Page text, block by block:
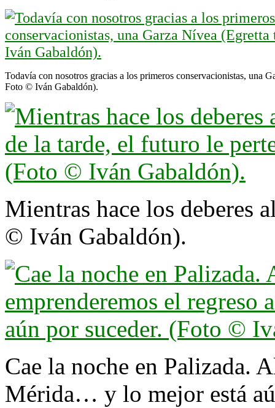
Todavía con nosotros gracias a los primeros conservacionistas, una
Foto © Iván Gabaldón).
Mientras hace los deberes
© Iván Gabaldón).
Cae la noche en Palizada.
Mérida… y lo mejor está